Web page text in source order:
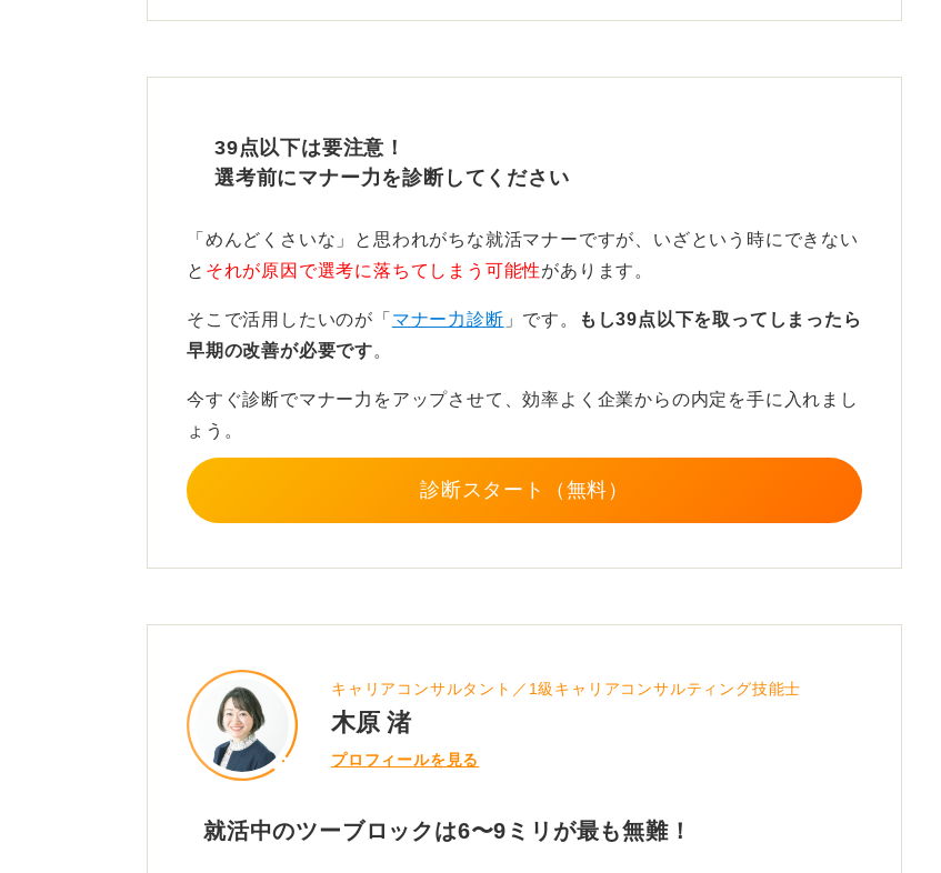
ます。耳周りと襟足はすっきり、カラーは地毛～暗め、ワックスは艶控えめで束
金融・インフラ・公務系など保守的な業界では段差をさらに弱め、IT・クリエイ
ティブであっても面接当日はコントラストを抑えると安心です。
美容師に就活用の髪型を聞いてみるのも一つの手
美容室では「就活用に段差弱め、横後ろは6～9ミリ、上は流せる長さ、境目はな
じませてほしい」といったオーダーで共有しましょう。
前日夜にシャンプー、当日はドライヤーで根元を立ててから軽く整えるだけの再
現性を重視してください。
迷った場合、履歴書写真撮影前に一度就活想定で整え、面接本番まで同じスタイ
ルを維持するのが最もリスクが低い選択です。
39点以下は要注意！
選考前にマナー力を診断してください
「めんどくさいな」と思われがちな就活マナーですが、いざという時にできない
と それが原因で選考に落ちてしまう可能性があります。
そこで活用したいのが「 マナー力診断 」です。
もし39点以下を取ってしまったら
早期の改善が必要です。
今すぐ診断でマナー力をアップさせて、効率よく企業からの内定を手に入れまし
ょう。
診断スタート（無料）
キャリアコンサルタント／1級キャリアコンサルティング技能士
木原 渚
プロフィールを見る
就活中のツーブロックは6〜9ミリが最も無難！